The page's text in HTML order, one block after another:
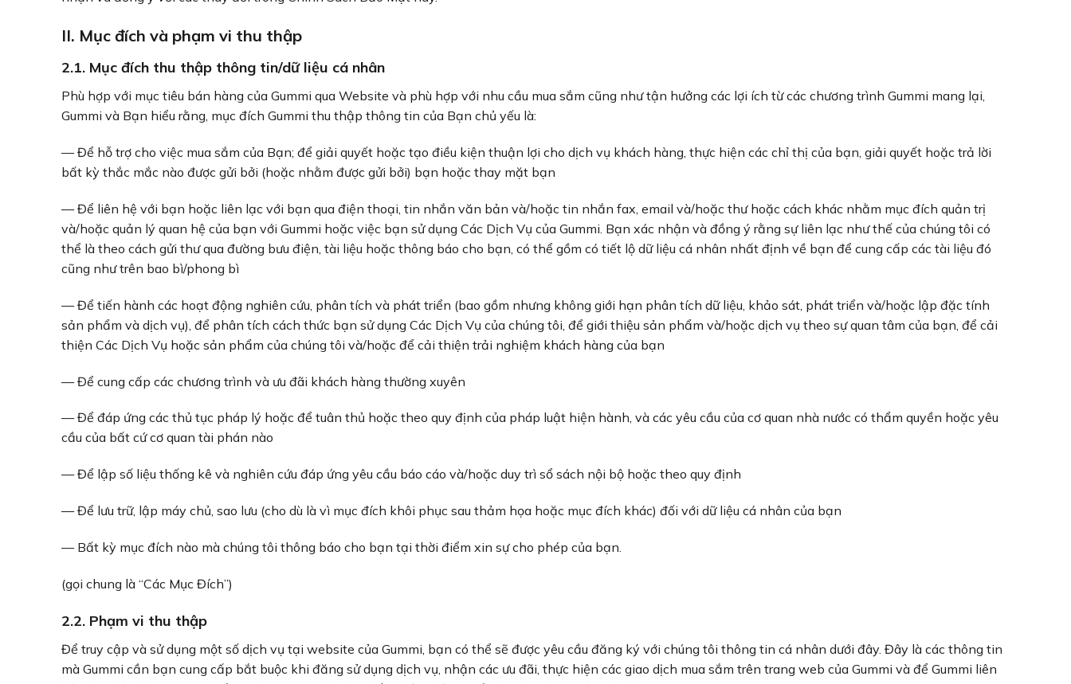
II. Mục đích và phạm vi thu thập
2.1. Mục đích thu thập thông tin/dữ liệu cá nhân
Phù hợp với mục tiêu bán hàng của Gummi qua Website và phù hợp với nhu cầu mua sắm cũng như tận hưởng các lợi ích từ các chương trình Gummi mang lại,
Gummi và Bạn hiểu rằng, mục đích Gummi thu thập thông tin của Bạn chủ yếu là:
— Để hỗ trợ cho việc mua sắm của Bạn; để giải quyết hoặc tạo điều kiện thuận lợi cho dịch vụ khách hàng, thực hiện các chỉ thị của bạn, giải quyết hoặc trả lời
bất kỳ thắc mắc nào được gửi bởi (hoặc nhằm được gửi bởi) bạn hoặc thay mặt bạn
— Để liên hệ với bạn hoặc liên lạc với bạn qua điện thoại, tin nhắn văn bản và/hoặc tin nhắn fax, email và/hoặc thư hoặc cách khác nhằm mục đích quản trị
và/hoặc quản lý quan hệ của bạn với Gummi hoặc việc bạn sử dụng Các Dịch Vụ của Gummi. Bạn xác nhận và đồng ý rằng sự liên lạc như thế của chúng tôi có
thể là theo cách gửi thư qua đường bưu điện, tài liệu hoặc thông báo cho bạn, có thể gồm có tiết lộ dữ liệu cá nhân nhất định về bạn để cung cấp các tài liệu đó
cũng như trên bao bì/phong bì
— Để tiến hành các hoạt động nghiên cứu, phân tích và phát triển (bao gồm nhưng không giới hạn phân tích dữ liệu, khảo sát, phát triển và/hoặc lập đặc tính
sản phẩm và dịch vụ), để phân tích cách thức bạn sử dụng Các Dịch Vụ của chúng tôi, để giới thiệu sản phẩm và/hoặc dịch vụ theo sự quan tâm của bạn, để cải
thiện Các Dịch Vụ hoặc sản phẩm của chúng tôi và/hoặc để cải thiện trải nghiệm khách hàng của bạn
— Để cung cấp các chương trình và ưu đãi khách hàng thường xuyên
— Để đáp ứng các thủ tục pháp lý hoặc để tuân thủ hoặc theo quy định của pháp luật hiện hành, và các yêu cầu của cơ quan nhà nước có thẩm quyền hoặc yêu
cầu của bất cứ cơ quan tài phán nào
— Để lập số liệu thống kê và nghiên cứu đáp ứng yêu cầu báo cáo và/hoặc duy trì sổ sách nội bộ hoặc theo quy định
— Để lưu trữ, lập máy chủ, sao lưu (cho dù là vì mục đích khôi phục sau thảm họa hoặc mục đích khác) đối với dữ liệu cá nhân của bạn
— Bất kỳ mục đích nào mà chúng tôi thông báo cho bạn tại thời điểm xin sự cho phép của bạn.
(gọi chung là “Các Mục Đích”)
2.2. Phạm vi thu thập
Để truy cập và sử dụng một số dịch vụ tại website của Gummi, bạn có thể sẽ được yêu cầu đăng ký với chúng tôi thông tin cá nhân dưới đây. Đây là các thông tin
mà Gummi cần bạn cung cấp bắt buộc khi đăng sử dụng dịch vụ, nhận các ưu đãi, thực hiện các giao dịch mua sắm trên trang web của Gummi và để Gummi liên